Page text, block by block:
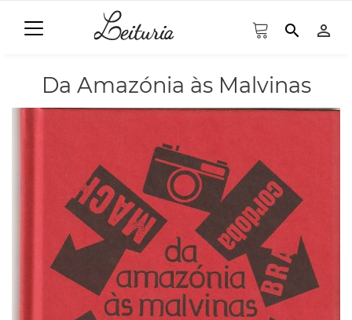
search person_outline
Da Amazónia às Malvinas